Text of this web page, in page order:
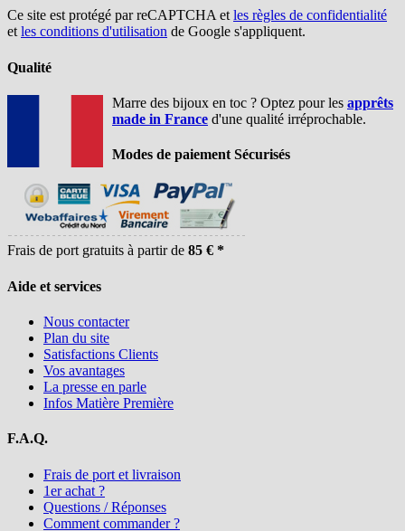
Ce site est protégé par reCAPTCHA etles règles de confidentialité
etles conditions d'utilisation de Google s'appliquent.
Qualité
Marre des bijoux en toc ? Optez pour les apprêts
made in France d'une qualité irréprochable.
Modes de paiement Sécurisés
Frais de port gratuits à partir de 85 € *
Aide et services
Nous contacter
Plan du site
Satisfactions Clients
Vos avantages
La presse en parle
Infos Matière Première
F.A.Q.
Frais de port et livraison
1er achat ?
Questions / Réponses
Comment commander ?